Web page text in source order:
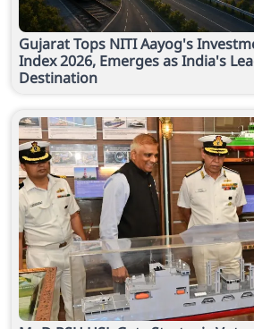
Gujarat Tops NITI Aayog's
Index 2026, Emerges as India's
Destination